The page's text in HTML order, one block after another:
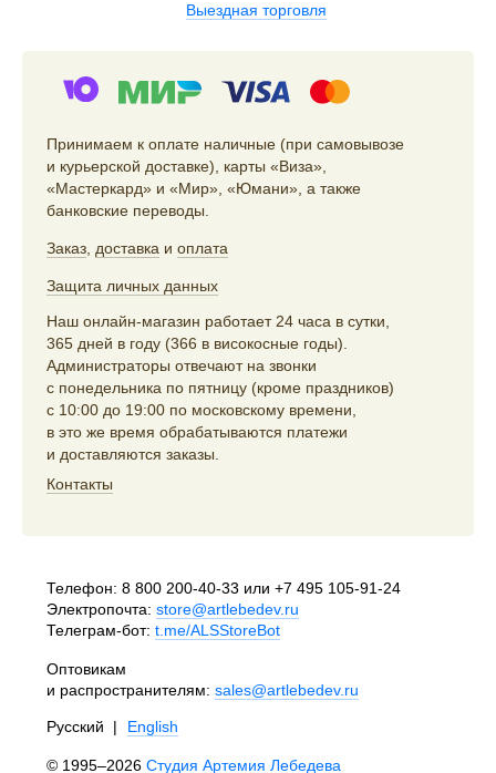
Выездная торговля
Принимаем к оплате наличные (при самовывозе
и курьерской доставке), карты «Виза»,
«Мастеркард» и «Мир», «Юмани», а также
банковские переводы.
Заказ доставка и оплата
Защита личных данных
Наш онлайн-магазин работает 24 часа в сутки,
365 дней в году (366 в високосные годы).
Администраторы отвечают на звонки
с понедельника по пятницу (кроме праздников)
с 10:00 до 19:00 по московскому времени,
в это же время обрабатываются платежи
и доставляются заказы.
Контакты
Телефон: 8 800 200-40-33 или +7 495 105-91-24
Электропочта: store@artlebedev.ru
Телеграм-бот: t.me/ALSStoreBot
Оптовикам
и распространителям: sales@artlebedev.ru
Русский | English
© 1995–2026 Студия Артемия Лебедева